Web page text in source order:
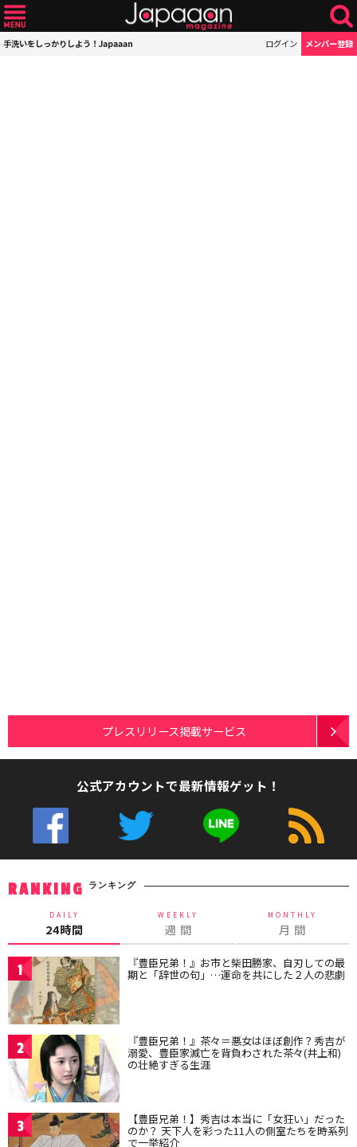
手洗いをしっかりしよう！Japaaan ログイン メンバー登録
プレスリリース掲載サービス
公式アカウントで最新情報ゲット！
RANKING ランキング
DAILY
24時間
WEEKLY
週 間
MONTHLY
月 間
1 『豊臣兄弟！』お市と柴田勝家、自刃しての最
期と「辞世の句」…運命を共にした２人の悲劇
2 『豊臣兄弟！』茶々＝悪女はほぼ創作？秀吉が
溺愛、豊臣家滅亡を背負わされた茶々(井上和)
の壮絶すぎる生涯
3 【豊臣兄弟！】秀吉は本当に「女狂い」だった
のか？ 天下人を彩った11人の側室たちを時系列
で一挙紹介